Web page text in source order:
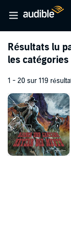
Résultats lu
les catégories
1 - 20 sur 119